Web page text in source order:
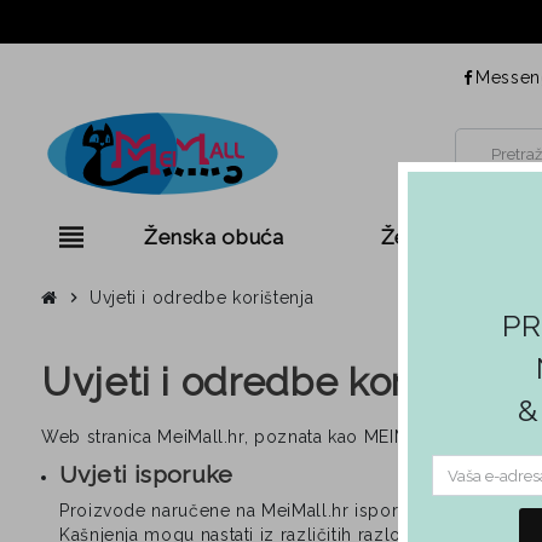
view_headline Ženska obuća Ženska odjeća
chevron_right Uvjeti i odredbe korištenja
Uvjeti i odredbe korištenja
Web stranica MeiMall.hr, poznata kao MEIMALL, vlasnik
Uvjeti isporuke
Proizvode naručene na MeiMall.hr isporučuje isključivo
Kašnjenja mogu nastati iz različitih razloga: državni